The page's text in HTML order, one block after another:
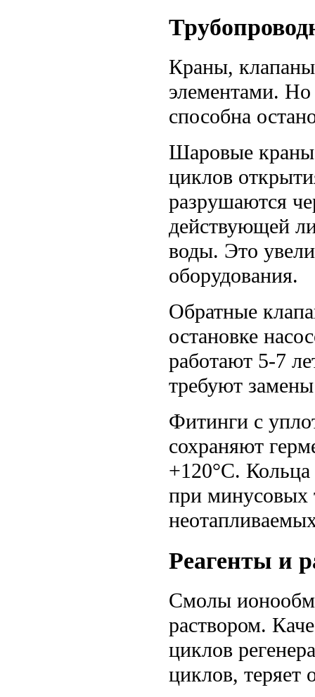
Краны,
элементами. Но
способна
Шаровые краны
циклов
разрушаются
действующей
воды. Это
оборудования.
Обратные
остановке
работают 5-7
требуют
Фитинги с
сохраняют
+120°C.
при минусовых
Реагенты и
Смолы
раствором.
циклов
циклов, теряет